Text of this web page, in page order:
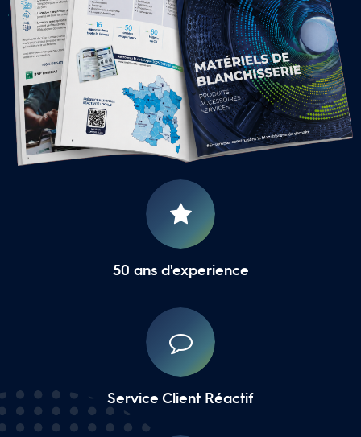
16 Agences Régionales
50 ans d'experience
Service Client Réactif